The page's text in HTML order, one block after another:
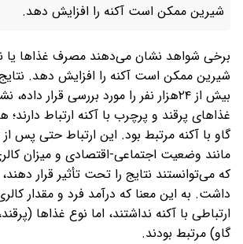
شیرین ممکن است آکنه را افزایش دهد.
برخی شواهد نشان می‌دهند مصرف غذاها یا
شیرین ممکن است آکنه را افزایش دهد.
بیش از ۲۴هزار نفر را مورد بررسی قرار
غذاهای پرقند و پرچرب با آکنه ارتباط
گاو با آکنه مرتبط بود. این ارتباط حتی پس
مانند وضعیت اجتماعی-اقتصادی و میزان
که می‌توانستند نتایج را تحت تأثیر قرار
داشت. به این معنا که درآمد فرد و مقدار
ارتباطی با آکنه نداشتند، اما نوع غذاها
گاو) مرتبط بودند.